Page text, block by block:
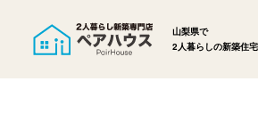
山梨県で
2人暮らしの新築住